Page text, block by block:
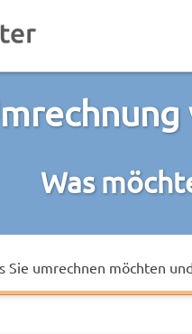
Was
Sie umrechnen möchten